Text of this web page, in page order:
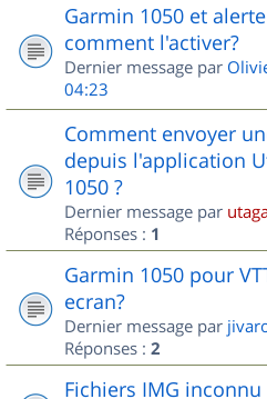
Garmin 1050 et
comment l'activer?
Dernier message par
04:23
Comment envoyer
depuis l'application
1050 ?
Dernier message par
Réponses : 1
Garmin 1050 pour
ecran?
Dernier message par
Réponses : 2
Fichiers IMG